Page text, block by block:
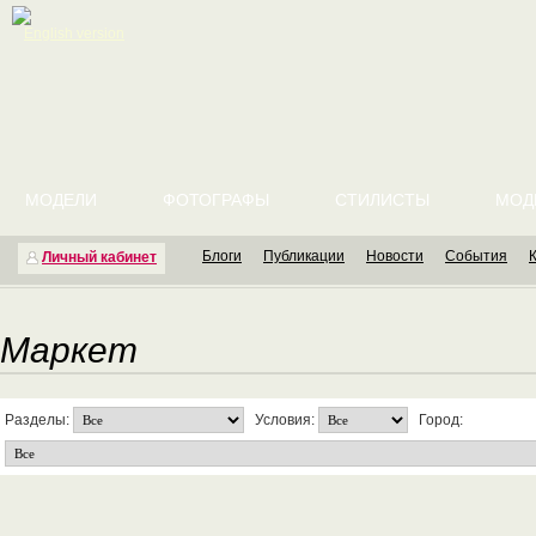
Личный кабинет
МОДЕЛИ ФОТОГРАФЫ СТИЛИСТЫ
Блоги Публикации Новости События
Маркет
Разделы: Условия: Город: